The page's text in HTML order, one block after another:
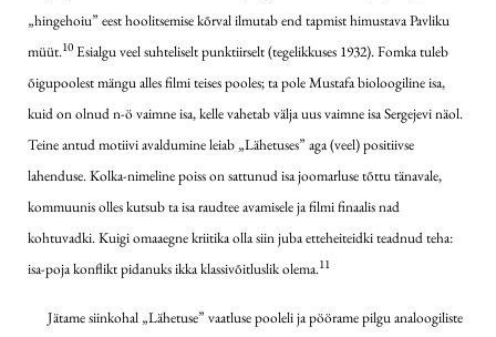
„hingehoiu” eest hoolitsemise kõrval ilmutab end tapmist himustava Pavliku
müüt.10 Esialgu veel suhteliselt punktiirselt (tegelikkuses 1932). Fomka tuleb
õigupoolest mängu alles filmi teises pooles; ta pole Mustafa bioloogiline isa,
kuid on olnud n-ö vaimne isa, kelle vahetab välja uus vaimne isa Sergejevi näol.
Teine antud motiivi avaldumine leiab „Lähetuses” aga (veel) positiivse
lahenduse. Kolka-nimeline poiss on sattunud isa joomarluse tõttu tänavale,
kommuunis olles kutsub ta isa raudtee avamisele ja filmi finaalis nad
kohtuvadki. Kuigi omaaegne kriitika olla siin juba etteheiteidki teadnud teha:
isa-poja konflikt pidanuks ikka klassivõitluslik olema.11
Jätame siinkohal „Lähetuse” vaatluse pooleli ja pöörame pilgu analoogiliste